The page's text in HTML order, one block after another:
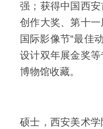
强；获得中国西
创作大奖、第十
国际影像节“最佳
设计双年展金奖
博物馆收藏。
硕士，西安美术